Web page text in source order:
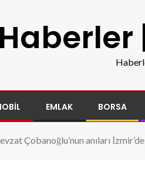
Haberler
EMLAK BORSA
Çobanoğlu’nun anıları